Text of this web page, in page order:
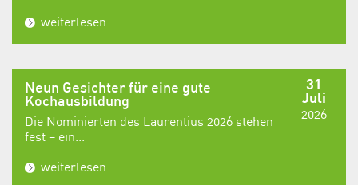
weiterlesen
31
Juli
2026
Neun Gesichter für eine gute
Kochausbildung
Die Nominierten des Laurentius 2026 stehen
fest – ein...
weiterlesen